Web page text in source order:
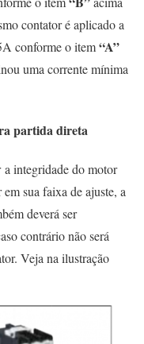
contator é aplicado a
conforme o item“A”
uma corrente mínima
partida direta
integridade do motor
sua faixa de ajuste, a
deverá ser
contrário não será
Veja na ilustração